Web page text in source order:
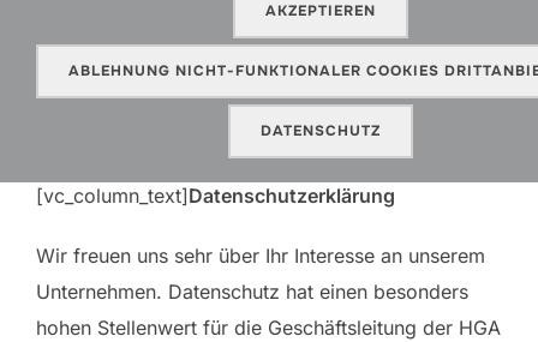
Datenschutz
column_effect=”bottommove”]
[vc_column_text]Datenschutzerklärung
Wir freuen uns sehr über Ihr Interesse an unserem
Unternehmen. Datenschutz hat einen besonders
hohen Stellenwert für die Geschäftsleitung der HGA
AKZEPTIEREN
ABLEHNUNG NICHT-FUNKTIONALER COOKIES
DATENSCHUTZ